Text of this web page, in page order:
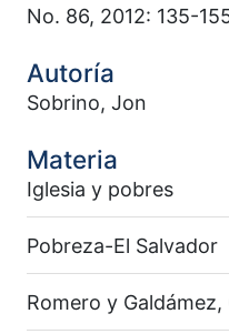
No. 86, 2012: 135-
Autoría
Sobrino, Jon
Materia
Iglesia y pobres
Pobreza-El Salvador
Romero y